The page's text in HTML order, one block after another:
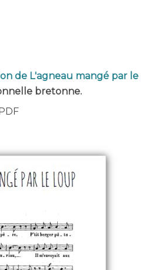
de L'agneau mangé par le
bretonne.